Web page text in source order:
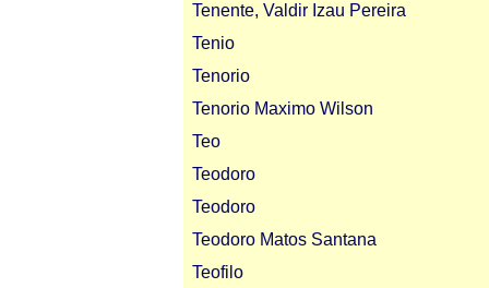
Tenente, Valdir Izau Pereira
Tenio
Tenorio
Tenorio Maximo Wilson
Teo
Teodoro
Teodoro
Teodoro Matos Santana
Teofilo